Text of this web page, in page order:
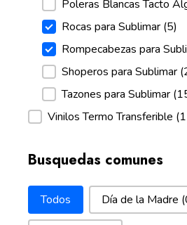
Poleras Blancas Tacto
Rocas para Sublimar (5)
Rompecabezas para
Shoperos para Sublimar
Tazones para Sublimar
Vinilos Termo Transferible
Busquedas comunes
Busquedas comunes
Todos Día de la Madre